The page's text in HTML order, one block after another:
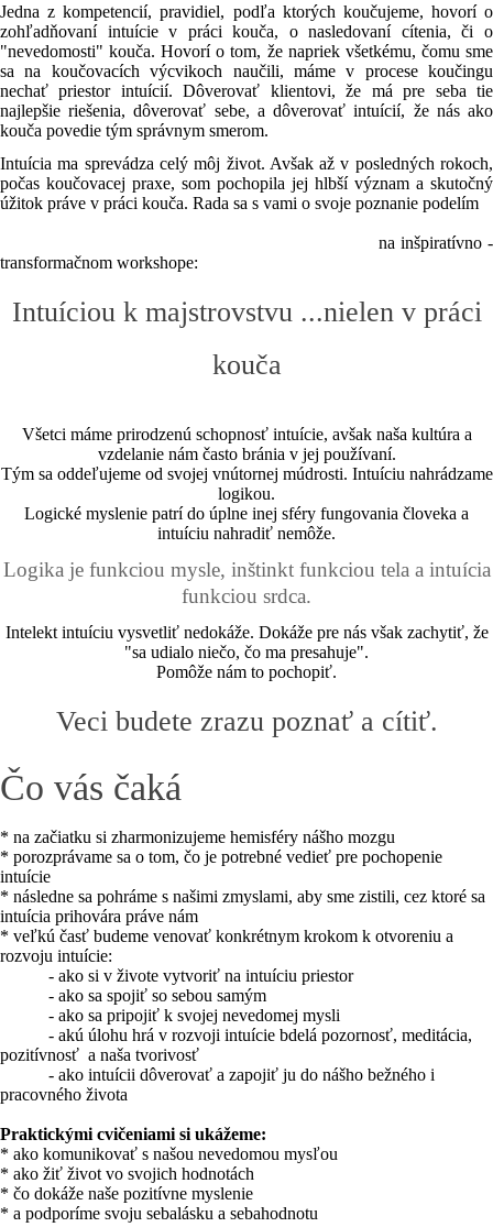
Jedna z kompetencií, pravidiel, podľa ktorých koučujeme, hovorí o
zohľadňovaní intuície v práci kouča, o nasledovaní cítenia, či o
"nevedomosti" kouča. Hovorí o tom, že napriek všetkému, čomu sme
sa na koučovacích výcvikoch naučili, máme v procese koučingu
nechať priestor intuícií. Dôverovať klientovi, že má pre seba tie
najlepšie riešenia, dôverovať sebe, a dôverovať intuícií, že nás ako
kouča povedie tým správnym smerom.
Intuícia ma sprevádza celý môj život. Avšak až v posledných rokoch,
počas koučovacej praxe, som pochopila jej hlbší význam a skutočný
úžitok práve v práci kouča. Rada sa s vami o svoje poznanie podelím
na inšpiratívno -
transformačnom workshope:
Intuíciou k majstrovstvu ...nielen v práci
kouča
Všetci máme prirodzenú schopnosť intuície, avšak naša kultúra a
vzdelanie nám často bránia v jej používaní.
Tým sa oddeľujeme od svojej vnútornej múdrosti. Intuíciu nahrádzame
logikou.
Logické myslenie patrí do úplne inej sféry fungovania človeka a
intuíciu nahradiť nemôže.
Logika je funkciou mysle, inštinkt funkciou tela a intuícia
funkciou srdca.
Intelekt intuíciu vysvetliť nedokáže. Dokáže pre nás však zachytiť, že
"sa udialo niečo, čo ma presahuje".
Pomôže nám to pochopiť.
Veci budete zrazu poznať a cítiť.
Čo vás čaká
* na začiatku si zharmonizujeme hemisféry nášho mozgu
* porozprávame sa o tom, čo je potrebné vedieť pre pochopenie
intuície
* následne sa pohráme s našimi zmyslami, aby sme zistili, cez ktoré sa
intuícia prihovára práve nám
* veľkú časť budeme venovať konkrétnym krokom k otvoreniu a
rozvoju intuície:
- ako si v živote vytvoriť na intuíciu priestor
- ako sa spojiť so sebou samým
- ako sa pripojiť k svojej nevedomej mysli
- akú úlohu hrá v rozvoji intuície bdelá pozornosť, meditácia,
pozitívnosť a naša tvorivosť
- ako intuícii dôverovať a zapojiť ju do nášho bežného i
pracovného života
Praktickými cvičeniami si ukážeme:
* ako komunikovať s našou nevedomou mysľou
* ako žiť život vo svojich hodnotách
* čo dokáže naše pozitívne myslenie
* a podporíme svoju sebalásku a sebahodnotu